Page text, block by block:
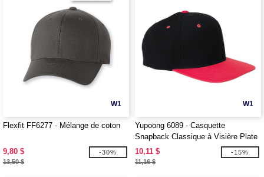
W1
Flexfit FF6277 - Mélange de coton
9,80 $
13,50 $
-30%
W1
Yupoong 6089 - Casquette
Snapback Classique à Visière Plate
Structurée à 6 Panneaux
10,11 $
11,16 $
-15%